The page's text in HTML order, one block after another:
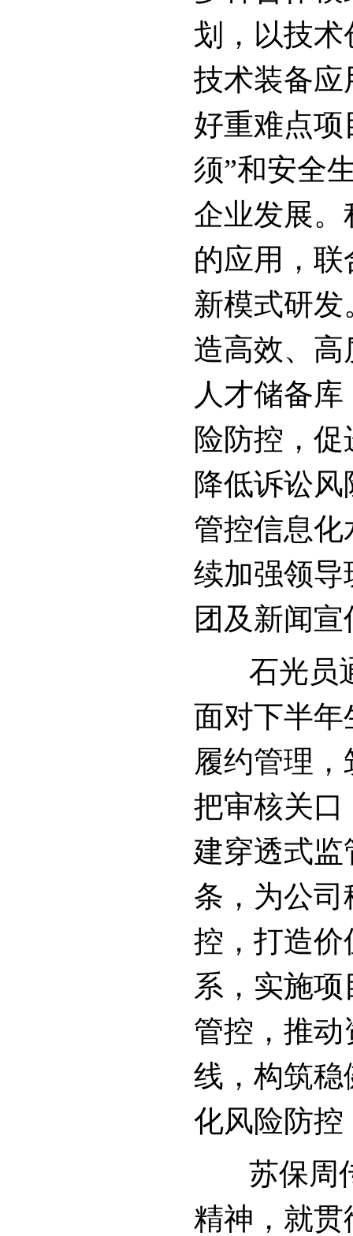
划，以技
技术装备
好重难点
须”和安全
企业发展
的应用，
新模式研发
造高效、
人才储备
险防控，
降低诉讼
管控信息化
续加强领
团及新闻
石光员通
面对下半
履约管理
把审核关
建穿透式
条，为公
控，打造
系，实施
管控，推
线，构筑
化风险防
苏保周传
精神，就